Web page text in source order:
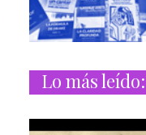
Lo más leído: